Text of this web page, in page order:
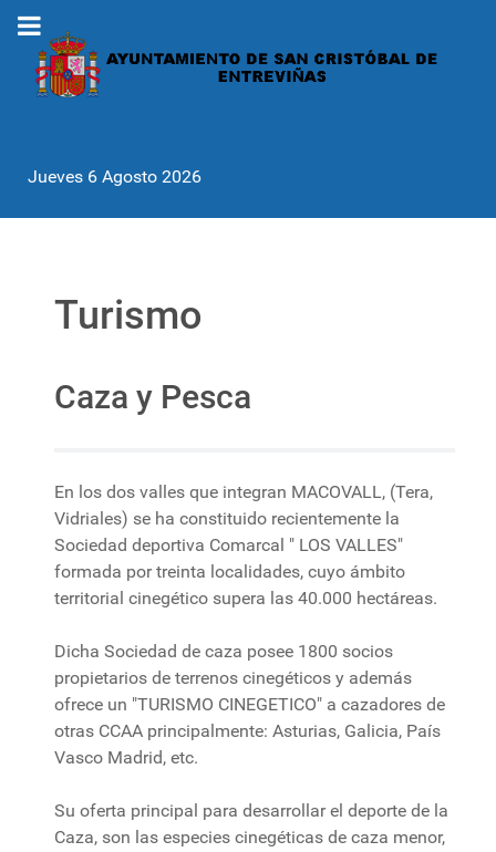
Jueves 6 Agosto 2026
Turismo
Caza y Pesca
En los dos valles que integran MACOVALL, (Tera,
Vidriales) se ha constituido recientemente la
Sociedad deportiva Comarcal " LOS VALLES"
formada por treinta localidades, cuyo ámbito
territorial cinegético supera las 40.000 hectáreas.
Dicha Sociedad de caza posee 1800 socios
propietarios de terrenos cinegéticos y además
ofrece un "TURISMO CINEGETICO" a cazadores de
otras CCAA principalmente: Asturias, Galicia, País
Vasco Madrid, etc.
Su oferta principal para desarrollar el deporte de la
Caza, son las especies cinegéticas de caza menor,